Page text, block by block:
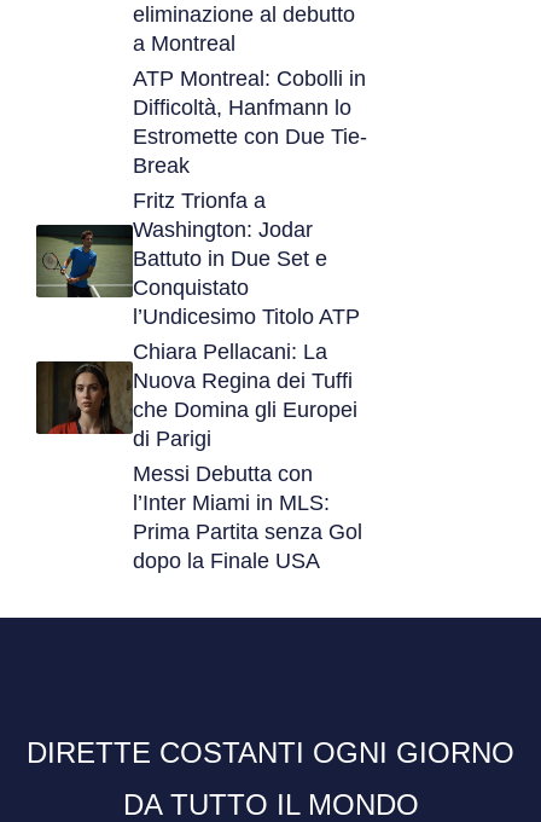
eliminazione al debutto
a Montreal
ATP Montreal: Cobolli in
Difficoltà, Hanfmann lo
Estromette con Due Tie-
Break
Fritz Trionfa a
Washington: Jodar
Battuto in Due Set e
Conquistato
l’Undicesimo Titolo ATP
Chiara Pellacani: La
Nuova Regina dei Tuffi
che Domina gli Europei
di Parigi
Messi Debutta con
l’Inter Miami in MLS:
Prima Partita senza Gol
dopo la Finale USA
DIRETTE COSTANTI OGNI GIORNO
DA TUTTO IL MONDO